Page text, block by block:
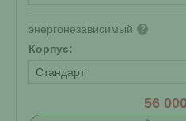
энергонезависимый ?
Корпус:
Стандарт
56